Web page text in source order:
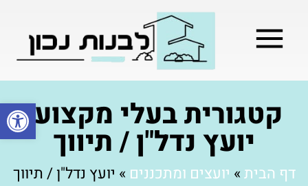
פתחקטגורית בעלי מקצוע:
יועץ נדל"ן / תיווך
דף הבית» יועצים ומתכננים » יועץ נדל"ן / תיווך